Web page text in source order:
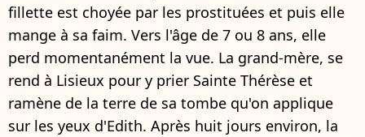
fillette est choyée par les prostituées et puis elle
mange à sa faim. Vers l'âge de 7 ou 8 ans, elle
perd momentanément la vue. La grand-mère, se
rend à Lisieux pour y prier Sainte Thérèse et
ramène de la terre de sa tombe qu'on applique
sur les yeux d'Edith. Après huit jours environ, la